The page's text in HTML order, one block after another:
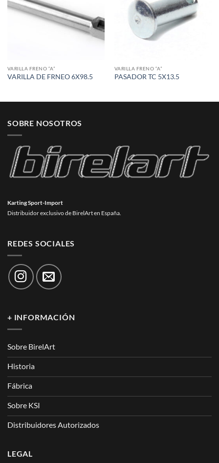
VARILLA FRENO “A”
VARILLA DE FRNEO 6X98.5
VARILLA FRENO “A”
PASADOR TC 5X13.5
SOBRE NOSOTROS
Karting Sport-Import
Distribuidor exclusivo de BirelArt en España.
REDES SOCIALES
+ INFORMACIÓN
Sobre BirelArt
Historia
Fábrica
Sobre KSI
Distribuidores Autorizados
LEGAL